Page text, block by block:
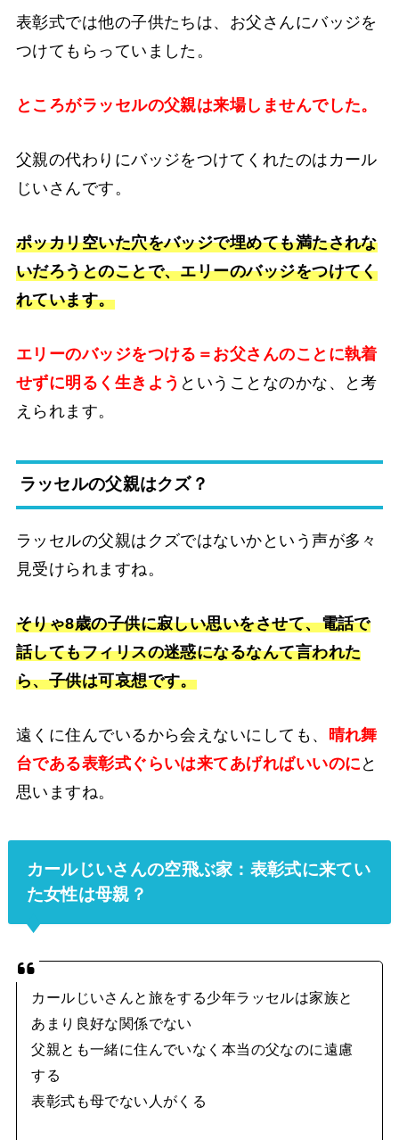
表彰式では他の子供たちは、お父さんにバッジを
つけてもらっていました。
ところがラッセルの父親は来場しませんでした。
父親の代わりにバッジをつけてくれたのはカール
じいさんです。
ポッカリ空いた穴をバッジで埋めても満たされな
いだろうとのことで、エリーのバッジをつけてく
れています。
エリーのバッジをつける＝お父さんのことに執着
せずに明るく生きよう ということなのかな、と考
えられます。
ラッセルの父親はクズ？
ラッセルの父親はクズではないかという声が多々
見受けられますね。
そりゃ8歳の子供に寂しい思いをさせて、電話で
話してもフィリスの迷惑になるなんて言われた
ら、子供は可哀想です。
遠くに住んでいるから会えないにしても、
晴れ舞
台である表彰式ぐらいは来てあげればいいのに と
思いますね。
カールじいさんの空飛ぶ家：表彰式に来てい
た女性は母親？
カールじいさんと旅をする少年ラッセルは家族と
あまり良好な関係でない
父親とも一緒に住んでいなく本当の父なのに遠慮
する
表彰式も母でない人がくる